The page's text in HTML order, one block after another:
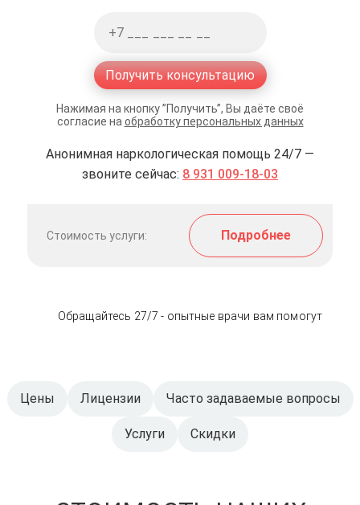
Получить консультацию
Нажимая на кнопку ”Получить”, Вы даёте своё
согласие на обработку персональных данных
Анонимная наркологическая помощь 24/7 —
звоните сейчас: 8 931 009-18-03
Стоимость услуги: Подробнее
Обращайтесь 27/7 - опытные врачи вам помогут
Цены Лицензии Часто задаваемые вопросы
Услуги Скидки